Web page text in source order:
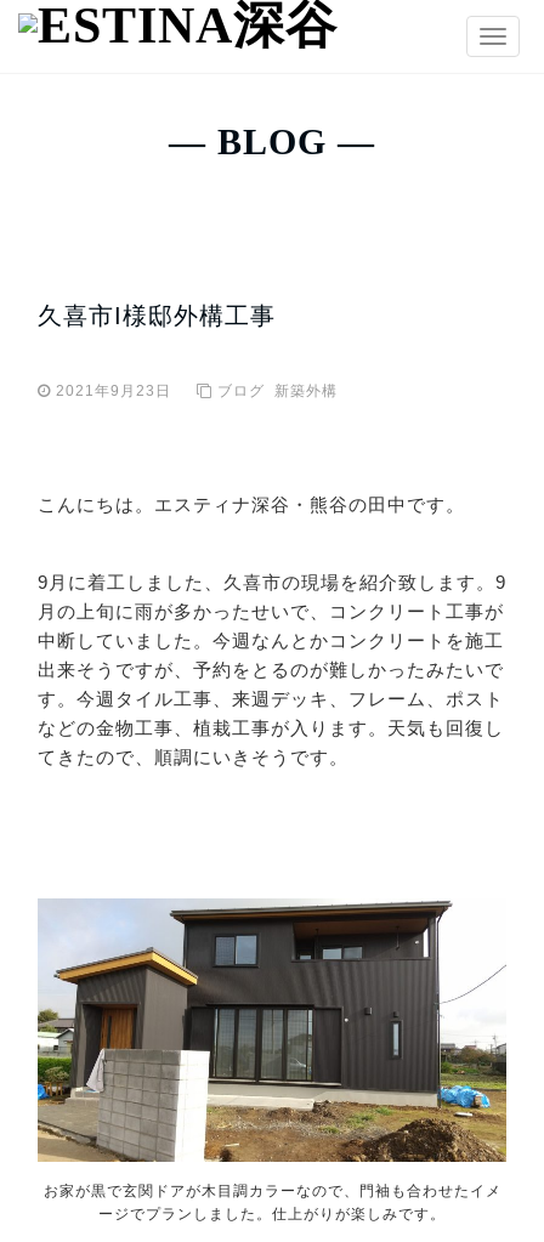
T
― BLOG ―
久喜市I様邸外構工事
2021年9月23日 ブログ 新築外構
こんにちは。エスティナ深谷・熊谷の田中です。
9月に着工しました、久喜市の現場を紹介致します。9
月の上旬に雨が多かったせいで、コンクリート工事が
中断していました。今週なんとかコンクリートを施工
出来そうですが、予約をとるのが難しかったみたいで
す。今週タイル工事、来週デッキ、フレーム、ポスト
などの金物工事、植栽工事が入ります。天気も回復し
てきたので、順調にいきそうです。
お家が黒で玄関ドアが木目調カラーなので、門袖も合わせたイメ
ージでプランしました。仕上がりが楽しみです。